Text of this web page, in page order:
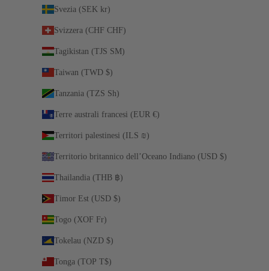
Svezia (SEK kr)
Svizzera (CHF CHF)
Tagikistan (TJS ЅМ)
Taiwan (TWD $)
Tanzania (TZS Sh)
Terre australi francesi (EUR €)
Territori palestinesi (ILS ₪)
Territorio britannico dell’Oceano Indiano (USD $)
Thailandia (THB ฿)
Timor Est (USD $)
Togo (XOF Fr)
Tokelau (NZD $)
Tonga (TOP T$)